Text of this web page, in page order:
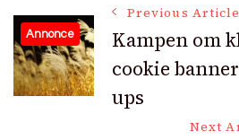
Post
Navigation
Annonce
Previous Article
Kampen om
cookie
ups
Next